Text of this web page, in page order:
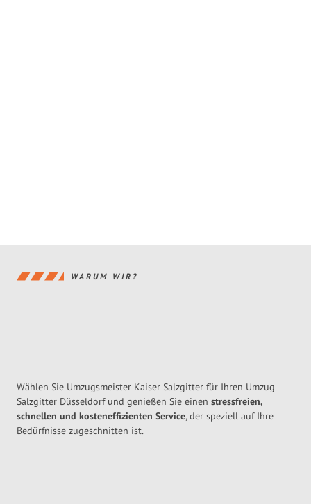
WARUM WIR?
Wählen Sie Umzugsmeister Kaiser Salzgitter für Ihren Umzug
Salzgitter Düsseldorf und genießen Sie einen stressfreien,
schnellen und kosteneffizienten Service, der speziell auf Ihre
Bedürfnisse zugeschnitten ist.